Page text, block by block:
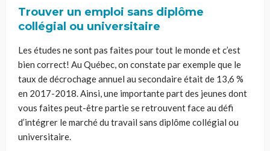
Trouver un emploi sans diplôme
collégial ou universitaire
Les études ne sont pas faites pour tout le monde et c’est
bien correct! Au Québec, on constate par exemple que le
taux de décrochage annuel au secondaire était de 13,6 %
en 2017-2018. Ainsi, une importante part des jeunes dont
vous faites peut-être partie se retrouvent face au défi
d’intégrer le marché du travail sans diplôme collégial ou
universitaire.